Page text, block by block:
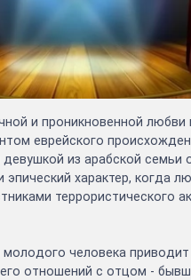
и проникновенной
еврейского
из арабской семьи
эпический характер, когда
террористического
человека приводит
отношений с отцом -